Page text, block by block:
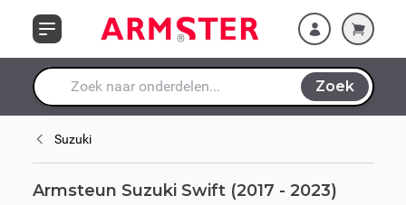
Waar ben je naar op zoek?
Zoek
Suzuki
Armsteun Suzuki Swift (2017 - 2023)